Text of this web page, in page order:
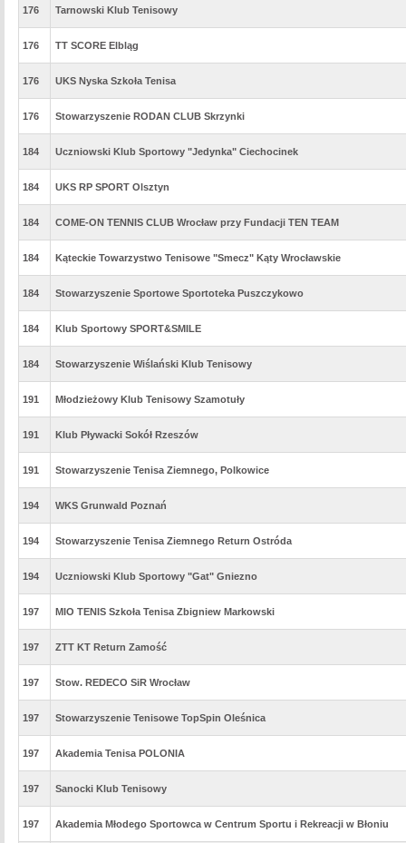
176 Tarnowski Klub Tenisowy
176 TT SCORE Elbląg
176 UKS Nyska Szkoła Tenisa
176 Stowarzyszenie RODAN CLUB Skrzynki
184 Uczniowski Klub Sportowy "Jedynka" Ciechocinek
184 UKS RP SPORT Olsztyn
184 COME-ON TENNIS CLUB Wrocław przy Fundacji TEN TEAM
184 Kąteckie Towarzystwo Tenisowe "Smecz" Kąty Wrocławskie
184 Stowarzyszenie Sportowe Sportoteka Puszczykowo
184 Klub Sportowy SPORT&SMILE
184 Stowarzyszenie Wiślański Klub Tenisowy
191 Młodzieżowy Klub Tenisowy Szamotuły
191 Klub Pływacki Sokół Rzeszów
191 Stowarzyszenie Tenisa Ziemnego, Polkowice
194 WKS Grunwald Poznań
194 Stowarzyszenie Tenisa Ziemnego Return Ostróda
194 Uczniowski Klub Sportowy "Gat" Gniezno
197 MIO TENIS Szkoła Tenisa Zbigniew Markowski
197 ZTT KT Return Zamość
197 Stow. REDECO SiR Wrocław
197 Stowarzyszenie Tenisowe TopSpin Oleśnica
197 Akademia Tenisa POLONIA
197 Sanocki Klub Tenisowy
197 Akademia Młodego Sportowca w Centrum Sportu i Rekreacji w Błoniu